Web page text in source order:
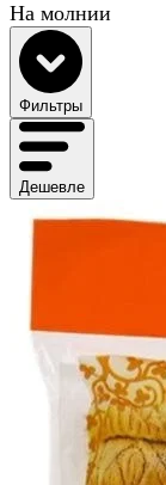
На молнии
Фильтры
Дешевле